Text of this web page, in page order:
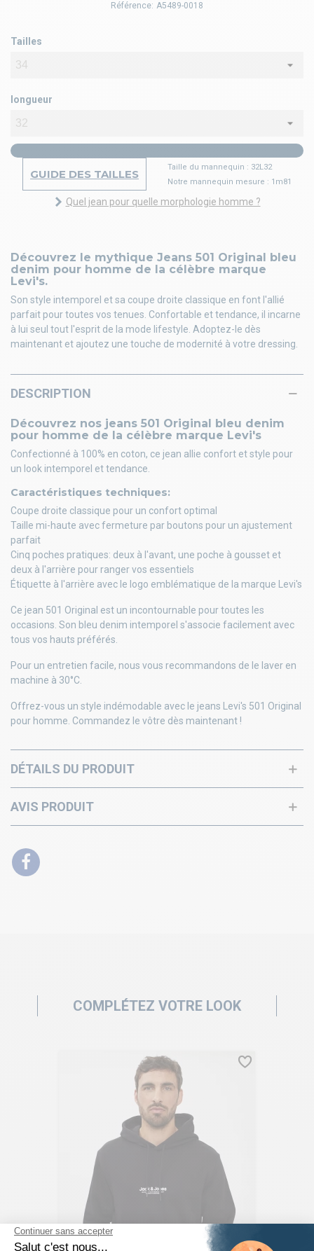
Découvrez le mythique Jeans 501 Original bleu
denim pour homme de la célèbre marque
Levi's.
Son style intemporel et sa coupe droite classique en font l'allié
parfait pour toutes vos tenues. Confortable et tendance, il incarne
à lui seul tout l'esprit de la mode lifestyle. Adoptez-le dès
maintenant et ajoutez une touche de modernité à votre dressing.
Tailles
longueur
GUIDE DES TAILLES
Taille du mannequin : 32L32
Notre mannequin mesure : 1m81
Quel jean pour quelle morphologie homme ?
Référence: A5489-0018
DESCRIPTION
Découvrez nos jeans 501 Original bleu denim
pour homme de la célèbre marque Levi's
Confectionné à 100% en coton, ce jean allie confort et style pour
un look intemporel et tendance.
Caractéristiques techniques:
Coupe droite classique pour un confort optimal
Taille mi-haute avec fermeture par boutons pour un ajustement
parfait
Cinq poches pratiques: deux à l'avant, une poche à gousset et
deux à l'arrière pour ranger vos essentiels
Étiquette à l'arrière avec le logo emblématique de la marque Levi's
Ce jean 501 Original est un incontournable pour toutes les
occasions. Son bleu denim intemporel s'associe facilement avec
tous vos hauts préférés.
Pour un entretien facile, nous vous recommandons de le laver en
machine à 30°C.
Offrez-vous un style indémodable avec le jeans Levi's 501 Original
pour homme. Commandez le vôtre dès maintenant !
DÉTAILS DU PRODUIT
AVIS PRODUIT
COMPLÉTEZ VOTRE LOOK